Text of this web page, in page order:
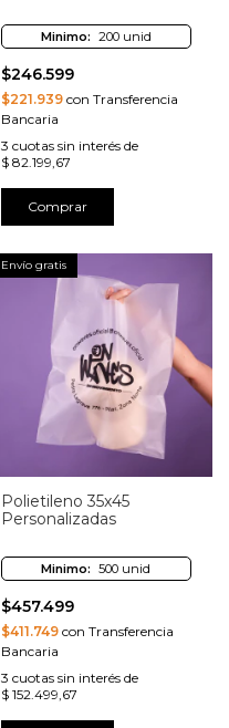
Minimo: 200 unid
$246.599
$221.939con Transferencia
Bancaria
3 cuotas sin interés de
$ 82.199,67
Comprar
Envío gratis
Polietileno 35x45
Personalizadas
Minimo: 500 unid
$457.499
$411.749con Transferencia
Bancaria
3 cuotas sin interés de
$ 152.499,67